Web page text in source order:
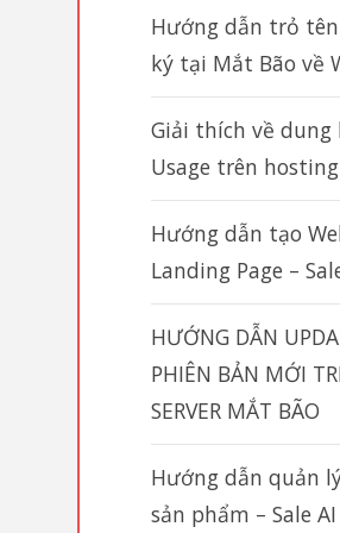
Hướng dẫn trỏ
ký tại Mắt Bão về
Giải thích về
Usage trên
Hướng dẫn tạo
Landing Page –
HƯỚNG DẪN
PHIÊN BẢN MỚI
SERVER MẮT BÃO
Hướng dẫn quản
sản phẩm – Sale AI